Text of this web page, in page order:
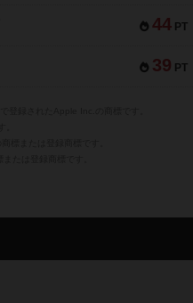
44 PT
39 PT